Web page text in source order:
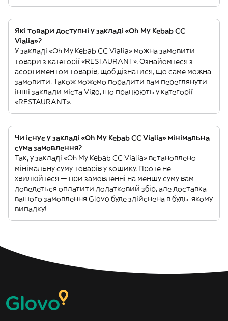
Які товари доступні у закладі «Oh My Kebab CC
Vialia»?
У закладі «Oh My Kebab CC Vialia» можна замовити
товари з категорії «RESTAURANT». Ознайомтеся з
асортиментом товарів, щоб дізнатися, що саме можна
замовити. Також можемо порадити вам переглянути
інші заклади міста Vigo, що працюють у категорії
«RESTAURANT».
Чи існує у закладі «Oh My Kebab CC Vialia» мінімальна
сума замовлення?
Так, у закладі «Oh My Kebab CC Vialia» встановлено
мінімальну суму товарів у кошику. Проте не
хвилюйтеся — при замовленні на меншу суму вам
доведеться оплатити додатковий збір, але доставка
вашого замовлення Glovo буде здійснена в будь-якому
випадку!